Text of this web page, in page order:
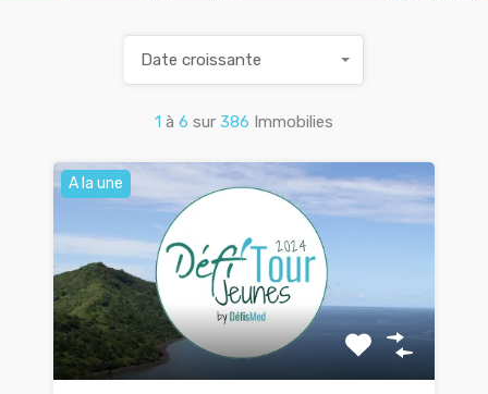
1 à 6 sur 386 Immobilies
Date croissante
A la une